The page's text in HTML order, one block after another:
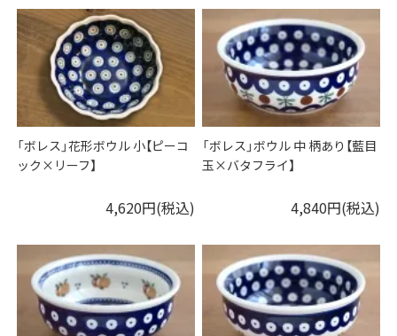
「ボレス」花形ボウル 小【ピーコ
ック×リーフ】
4,620円(税込)
「ボレス」ボウル 中 柄あり【藍目
玉×バタフライ】
4,840円(税込)